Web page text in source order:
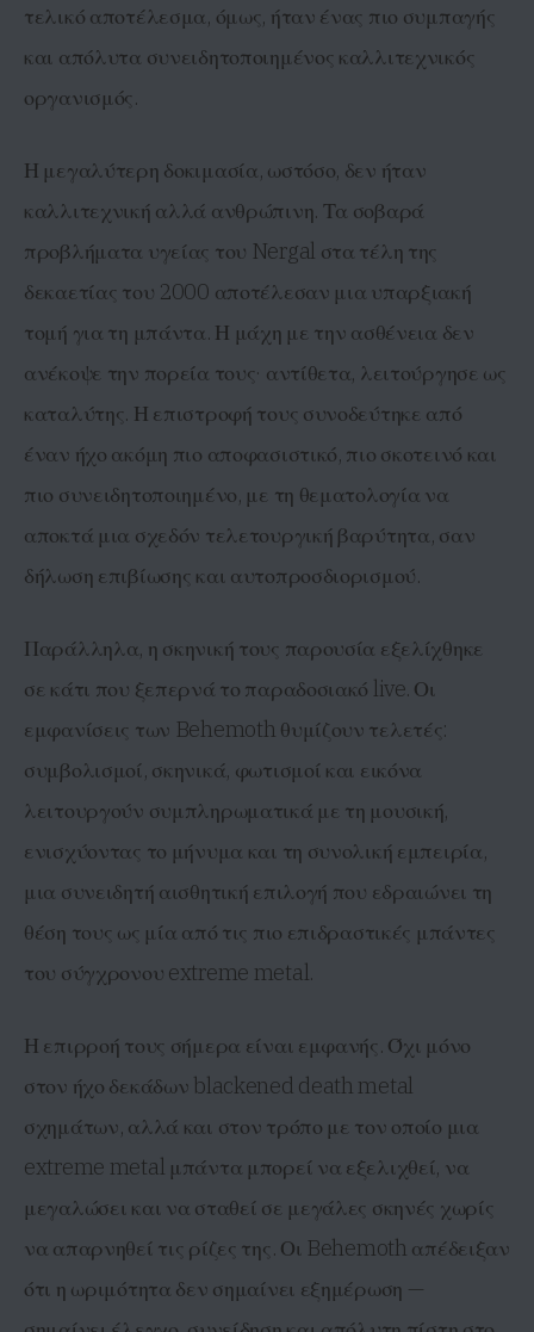
τελικό αποτέλεσμα, όμως, ήταν ένας πιο συμπαγής
και απόλυτα συνειδητοποιημένος καλλιτεχνικός
οργανισμός.
Η μεγαλύτερη δοκιμασία, ωστόσο, δεν ήταν
καλλιτεχνική αλλά ανθρώπινη. Τα σοβαρά
προβλήματα υγείας του Nergal στα τέλη της
δεκαετίας του 2000 αποτέλεσαν μια υπαρξιακή
τομή για τη μπάντα. Η μάχη με την ασθένεια δεν
ανέκοψε την πορεία τους· αντίθετα, λειτούργησε ως
καταλύτης. Η επιστροφή τους συνοδεύτηκε από
έναν ήχο ακόμη πιο αποφασιστικό, πιο σκοτεινό και
πιο συνειδητοποιημένο, με τη θεματολογία να
αποκτά μια σχεδόν τελετουργική βαρύτητα, σαν
δήλωση επιβίωσης και αυτοπροσδιορισμού.
Παράλληλα, η σκηνική τους παρουσία εξελίχθηκε
σε κάτι που ξεπερνά το παραδοσιακό live. Οι
εμφανίσεις των Behemoth θυμίζουν τελετές:
συμβολισμοί, σκηνικά, φωτισμοί και εικόνα
λειτουργούν συμπληρωματικά με τη μουσική,
ενισχύοντας το μήνυμα και τη συνολική εμπειρία,
μια συνειδητή αισθητική επιλογή που εδραιώνει τη
θέση τους ως μία από τις πιο επιδραστικές μπάντες
του σύγχρονου extreme metal.
Η επιρροή τους σήμερα είναι εμφανής. Όχι μόνο
στον ήχο δεκάδων blackened death metal
σχημάτων, αλλά και στον τρόπο με τον οποίο μια
extreme metal μπάντα μπορεί να εξελιχθεί, να
μεγαλώσει και να σταθεί σε μεγάλες σκηνές χωρίς
να απαρνηθεί τις ρίζες της. Οι Behemoth απέδειξαν
ότι η ωριμότητα δεν σημαίνει εξημέρωση —